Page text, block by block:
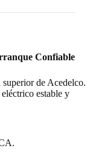
Confiable
de Acedelco.
estable y